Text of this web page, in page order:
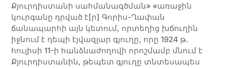
Քյուրդիստանի սահմանագծման» «առաջին
կուրգանը դրված է[ր] Գորիս-Ղափան
ճանապարհի այն կետում, որտեղից խճուղին
իջնում է դեպի էյվազլար գյուղը, որը 1924 թ.
հուլիսի 11-ի հանձնաժողովի որոշմամբ մնում է
Քյուրդիստանին, թեպետ գյուղը տնտեսապես